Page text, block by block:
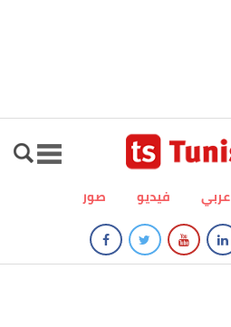
صور فيديو عربي